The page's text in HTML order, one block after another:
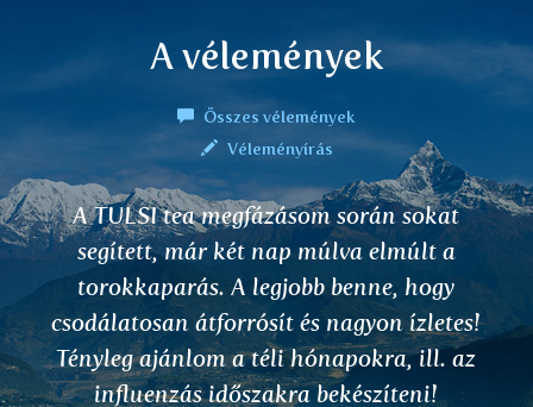
A vélemények
Összes vélemények
Véleményírás
során sokat
elmúlt a
benne, hogy
ízletes!
ill. az
A DALCHINI teát
háromszoros
után kimehettem a
végigsétálhattam a
hogy tudatában
valamilyen